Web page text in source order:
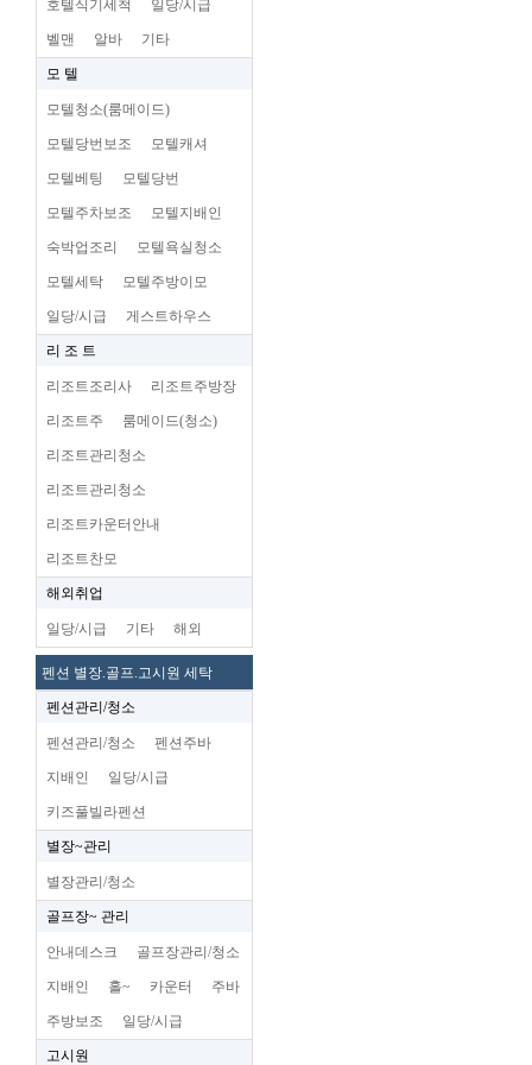
호텔식기세척 일당/시급
벨맨 알바 기타
모 텔
모텔청소(룸메이드)
모텔당번보조 모텔캐셔
모텔베팅 모텔당번
모텔주차보조 모텔지배인
숙박업조리 모텔욕실청소
모텔세탁 모텔주방이모
일당/시급 게스트하우스
리 조 트
리조트조리사 리조트주방장
리조트주 룸메이드(청소)
리조트관리청소
리조트관리청소
리조트카운터안내
리조트찬모
해외취업
일당/시급 기타 해외
펜션 별장.골프.고시원 세탁
펜션관리/청소
펜션관리/청소 펜션주바
지배인 일당/시급
키즈풀빌라펜션
별장~관리
별장관리/청소
골프장~ 관리
안내데스크 골프장관리/청소
지배인 홀~ 카운터 주바
주방보조 일당/시급
고시원